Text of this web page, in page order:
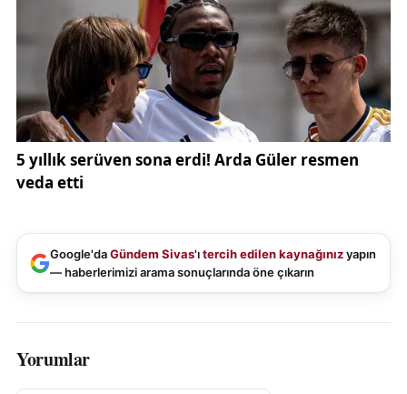
Google'daGündem Sivas'ıtercih edilen kaynağınızyapın
— haberlerimizi arama sonuçlarında öne çıkarın
Yorumlar